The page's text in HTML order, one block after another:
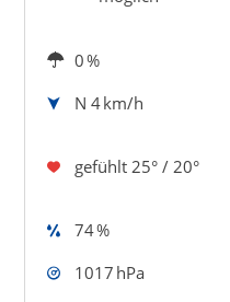
0 %
N 4 km/h
gefühlt 25° / 20°
74 %
1017 hPa